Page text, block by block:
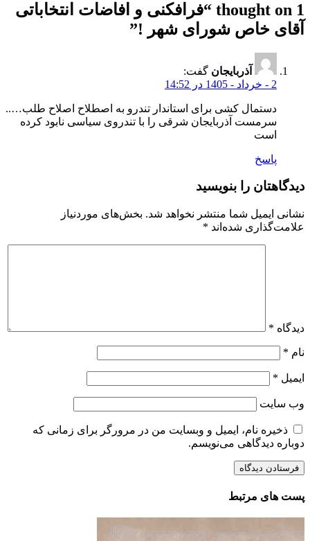
1 thought on “
فرافکنی و افاضات انتخاباتی
آقای خاص شورای شهر !”
آذربایجان گفت:
2 - خرداد - 1405 در 14:52
دستمال کشی برای استاندار تندرو به اصطلاح اصلاح طلب…..
سرمست آذربایجان شرقی را با تندروی سیاسی نابود کرده
است
پاسخ
دیدگاهتان را بنویسید
نشانی ایمیل شما منتشر نخواهد شد. بخش‌های موردنیاز
علامت‌گذاری شده‌اند *
دیدگاه *
نام *
ایمیل *
وب‌ سایت
ذخیره نام، ایمیل و وبسایت من در مرورگر برای زمانی که
دوباره دیدگاهی می‌نویسم.
پست های مرتبط